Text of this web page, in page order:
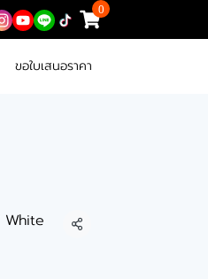
0
ขอใบเสนอราคา
White
แชร์